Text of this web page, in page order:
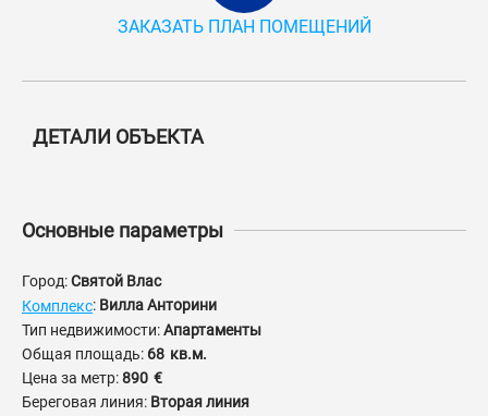
ЗАКАЗАТЬ ПЛАН ПОМЕЩЕНИЙ
ДЕТАЛИ ОБЪЕКТА
Основные параметры
Город:Святой Влас
Комплекс: Вилла Анторини
Тип недвижимости:Апартаменты
Общая площадь: 68 кв.м.
Цена за метр:890 €
Береговая линия: Вторая линия